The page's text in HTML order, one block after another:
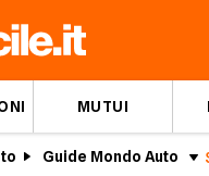
MUTUI
Guide Mondo Auto